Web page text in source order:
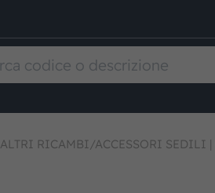
ALTRI RICAMBI/ACCESSORI SEDILI |